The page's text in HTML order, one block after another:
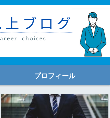
プロフィール